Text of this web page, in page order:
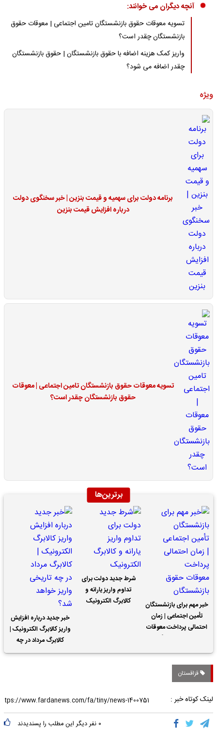
آنچه دیگران می خوانند:
تسویه معوقات حقوق بازنشستگان تامین اجتماعی | معوقات حقوق
بازنشستگان چقدر است؟
واریز کمک هزینه اضافه با حقوق بازنشستگان | حقوق بازنشستگان
چقدر اضافه می شود؟
ویژه
برنامه دولت برای سهمیه و قیمت بنزین | خبر سخنگوی دولت
درباره افزایش قیمت بنزین
تسویه معوقات حقوق بازنشستگان تامین اجتماعی | معوقات
حقوق بازنشستگان چقدر است؟
برترین‌ها
خبر مهم برای بازنشستگان
تأمین اجتماعی | زمان
احتمالی پرداخت معوقات
شرط جدید دولت برای
تداوم واریز یارانه و
کالابرگ الکترونیک
خبر جدید درباره افزایش
واریز کالابرگ الکترونیک |
کالابرگ مرداد در چه
تاریخی واریز خواهد شد؟
قزاقستان
لینک کوتاه خبر :
۰ نفر دیگر این مطلب را پسندیدند